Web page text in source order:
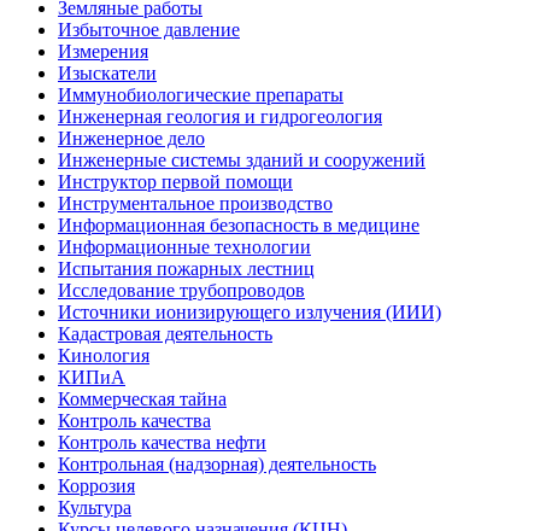
Земляные работы
Избыточное давление
Измерения
Изыскатели
Иммунобиологические препараты
Инженерная геология и гидрогеология
Инженерное дело
Инженерные системы зданий и сооружений
Инструктор первой помощи
Инструментальное производство
Информационная безопасность в медицине
Информационные технологии
Испытания пожарных лестниц
Исследование трубопроводов
Источники ионизирующего излучения (ИИИ)
Кадастровая деятельность
Кинология
КИПиА
Коммерческая тайна
Контроль качества
Контроль качества нефти
Контрольная (надзорная) деятельность
Коррозия
Культура